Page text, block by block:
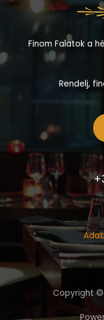
Finom Falatok a
Rendelj,
Copyright ©